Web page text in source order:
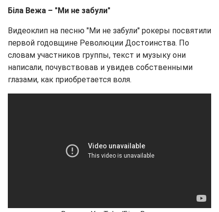
Біла Вежа – "Ми не забули"
Видеоклип на песню "Ми не забули" рокеры посвятили
первой годовщине Революции Достоинства. По
словам участников группы, текст и музыку они
написали, почувствовав и увидев собственными
глазами, как приобретается воля.